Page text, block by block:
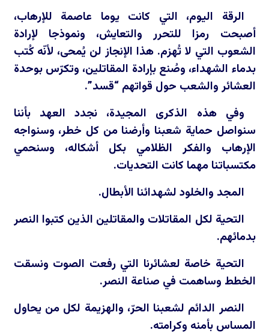
الرقة اليوم، التي كانت يوما عاصمة للإرهاب،
أصبحت رمزا للتحرر والتعايش، ونموذجا لإرادة
الشعوب التي لا تُهزم. هذا الإنجاز لن يُمحى، لأنّه كُتب
بدماء الشهداء، وصُنع بإرادة المقاتلين، وتكرّس بوحدة
العشائر والشعب حول قواتهم “قسد”.
وفي هذه الذكرى المجيدة، نجدد العهد بأننا
سنواصل حماية شعبنا وأرضنا من كل خطر، وسنواجه
الإرهاب والفكر الظلامي بكل أشكاله، وسنحمي
مكتسباتنا مهما كانت التحديات.
المجد والخلود لشهدائنا الأبطال.
التحية لكل المقاتلات والمقاتلين الذين كتبوا النصر
بدمائهم.
التحية خاصة لعشائرنا التي رفعت الصوت ونسقت
الخطط وساهمت في صناعة النصر.
النصر الدائم لشعبنا الحرّ، والهزيمة لكل من يحاول
المساس بأمنه وكرامته.